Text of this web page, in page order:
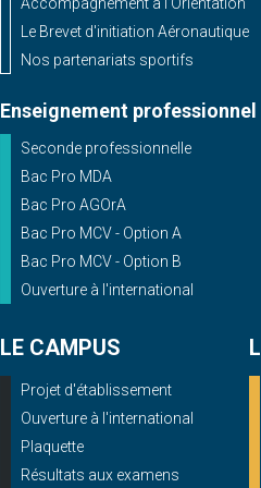
Accompagnement à l'Orientation
Le Brevet d'initiation Aéronautique
Nos partenariats sportifs
Enseignement professionnel
Seconde professionnelle
Bac Pro MDA
Bac Pro AGOrA
Bac Pro MCV - Option A
Bac Pro MCV - Option B
Ouverture à l'international
LE CAMPUS
Projet d'établissement
Ouverture à l'international
Plaquette
Résultats aux examens